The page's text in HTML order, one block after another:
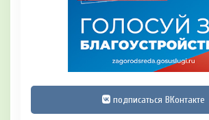
подписаться ВКонтакте